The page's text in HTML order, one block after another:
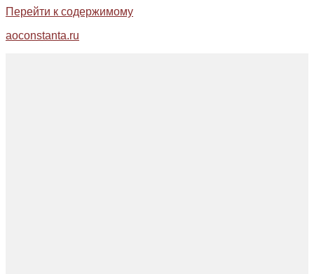
Перейти к содержимому
aoconstanta.ru